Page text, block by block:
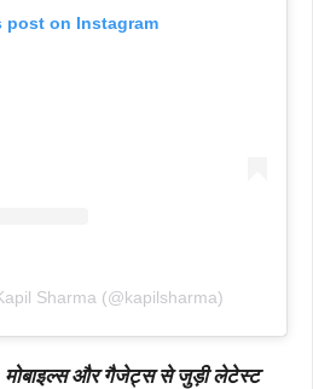
post on Instagram
Sharma (@kapilsharma)
मोबाइल्स और गैजेट्स से जुड़ी लेटेस्ट